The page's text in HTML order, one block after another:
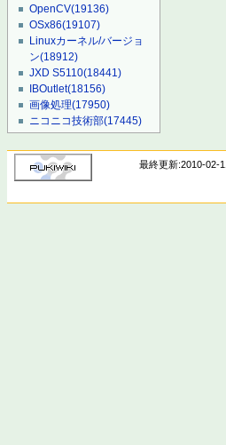
OpenCV(19136)
OSx86(19107)
Linuxカーネル/バージョ
ン(18912)
JXD S5110(18441)
IBOutlet(18156)
画像処理(17950)
ニコニコ技術部(17445)
最終更新:2010-02-